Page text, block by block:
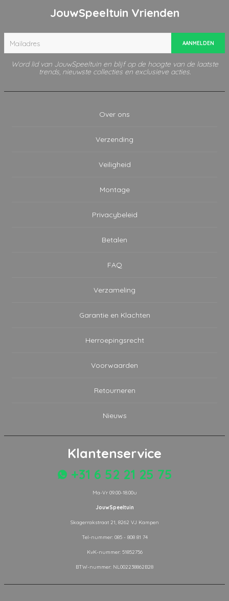
JouwSpeeltuin Vrienden
AANMELDEN
Word lid van JouwSpeeltuin en blijf op de hoogte van de laatste
trends, nieuwste collecties en exclusieve acties.
Over ons
Verzending
Veiligheid
Montage
Privacybeleid
Betalen
FAQ
Verzameling
Garantie en Klachten
Herroepingsrecht
Voorwaarden
Retourneren
Nieuws
Klantenservice
+31 6 52 21 25 75
Ma-Vr 09.00-18.00u
JouwSpeeltuin
Skagerrakstraat 21, 8262 VJ Kampen
Tel-nummer: 085 - 808 81 74
KvK-nummer: 51852756
BTW-nummer: NL002238862B28